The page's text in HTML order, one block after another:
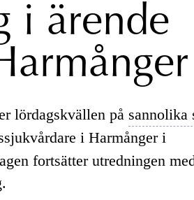
i ärende
lördagskvällen på sannolika
i Harmånger i
fortsätter utredningen